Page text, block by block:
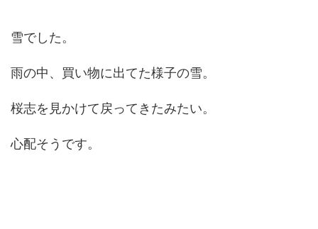
雪でした。
雨の中、買い物に出てた様子の雪。
桜志を見かけて戻ってきたみたい。
心配そうです。